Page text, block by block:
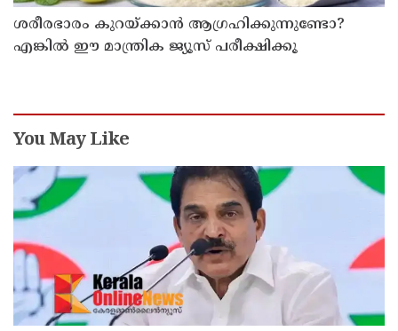
ശരീരഭാരം കുറയ്ക്കാൻ ആഗ്രഹിക്കുന്നുണ്ടോ?
എങ്കിൽ ഈ മാന്ത്രിക ജ്യൂസ് പരീക്ഷിക്കൂ
You May Like